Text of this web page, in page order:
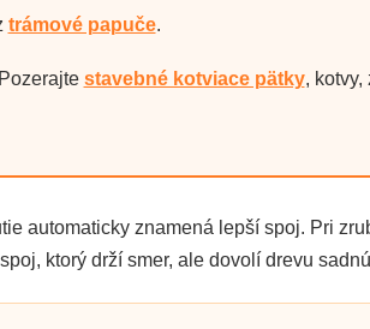
trámové papuče.
Pozerajte stavebné kotviace pätky, kotvy,
automaticky znamená lepší spoj. Pri
ktorý drží smer, ale dovolí drevu